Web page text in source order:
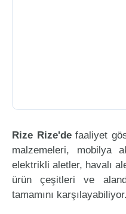
Rize Rize'defaaliyet
malzemeleri, mobilya
elektrikli aletler, havalı
ürün çeşitleri ve
tamamını karşılayabiliyor.